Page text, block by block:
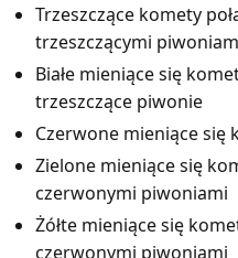
Trzeszczące komety
trzeszczącymi
Białe mieniące się
trzeszczące piwonie
Czerwone mieniące się
Zielone mieniące się
czerwonymi piwoniami
Żółte mieniące się
czerwonymi piwoniami